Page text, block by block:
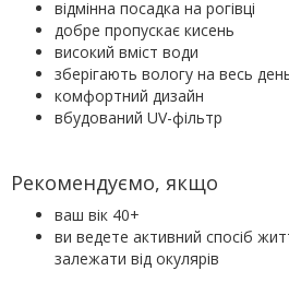
відмінна посадка на рогівці
добре пропускає кисень
високий вміст води
зберігають вологу на весь
комфортний дизайн
вбудований UV-фільтр
Рекомендуємо, якщо
ваш вік 40+
ви ведете активний спосіб
залежати від окулярів